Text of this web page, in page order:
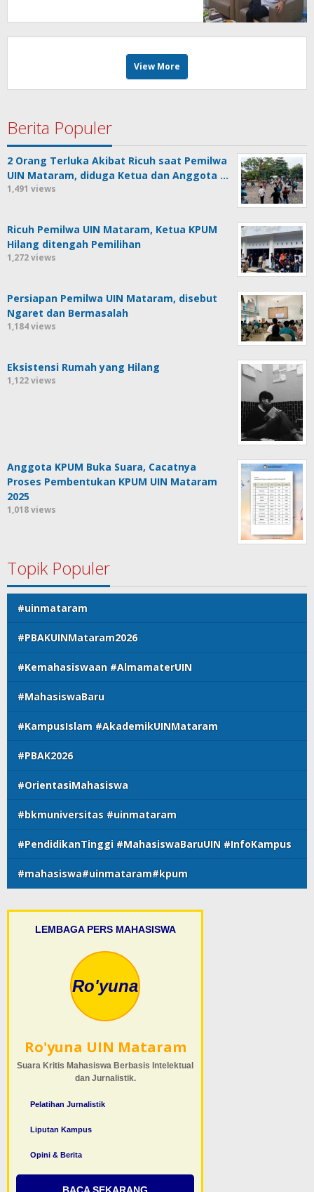
View More
Berita Populer
2 Orang Terluka Akibat Ricuh saat Pemilwa
UIN Mataram, diduga Ketua dan Anggota …
1,491 views
Ricuh Pemilwa UIN Mataram, Ketua KPUM
Hilang ditengah Pemilihan
1,272 views
Persiapan Pemilwa UIN Mataram, disebut
Ngaret dan Bermasalah
1,184 views
Eksistensi Rumah yang Hilang
1,122 views
Anggota KPUM Buka Suara, Cacatnya
Proses Pembentukan KPUM UIN Mataram
2025
1,018 views
Topik Populer
#uinmataram
#PBAKUINMataram2026
#Kemahasiswaan #AlmamaterUIN
#MahasiswaBaru
#KampusIslam #AkademikUINMataram
#PBAK2026
#OrientasiMahasiswa
#bkmuniversitas #uinmataram
#PendidikanTinggi #MahasiswaBaruUIN #InfoKampus
#mahasiswa#uinmataram#kpum
LEMBAGA PERS MAHASISWA
Ro'yuna
Ro'yuna UIN Mataram
Suara Kritis Mahasiswa Berbasis Intelektual
dan Jurnalistik.
Pelatihan Jurnalistik
Liputan Kampus
Opini & Berita
BACA SEKARANG